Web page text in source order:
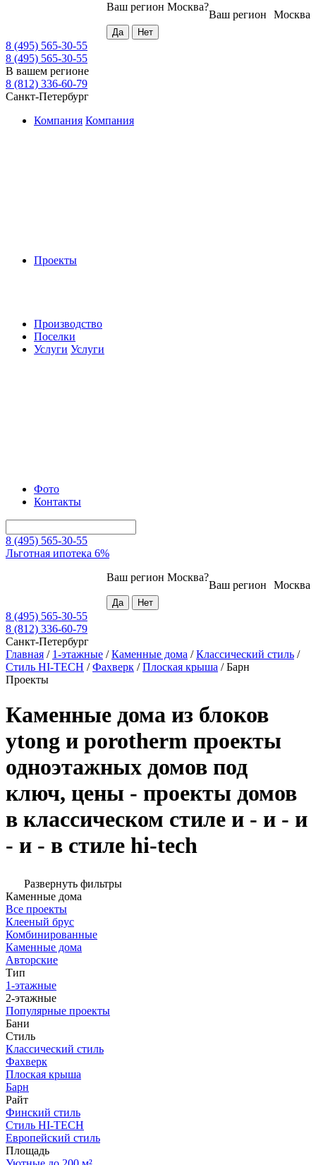
Москва
Ваш регион
Ваш регион Москва?
8 (495) 565-30-55
8 (495) 565-30-55
В вашем регионе
8 (812) 336-60-79
Санкт-Петербург
Компания Компания
Проекты
Производство
Поселки
Услуги Услуги
Фото
Контакты
8 (495) 565-30-55
Льготная ипотека 6%
Москва
Ваш регион
Ваш регион Москва?
8 (495) 565-30-55
8 (812) 336-60-79
Санкт-Петербург
Главная / 1-этажные /Каменные дома /Классический стиль /
Стиль HI-TECH /Фахверк /Плоская крыша /Барн
Проекты
Каменные дома из блоков
ytong и porotherm проекты
одноэтажных домов под
ключ, цены - проекты домов
в классическом стиле и - и - и
- и - в стиле hi-tech
Развернуть фильтры
Каменные дома
Все проекты
Клееный брус
Комбинированные
Каменные дома
Авторские
Тип
1-этажные
2-этажные
Популярные проекты
Бани
Стиль
Классический стиль
Фахверк
Плоская крыша
Барн
Райт
Финский стиль
Стиль HI-TECH
Европейский стиль
Площадь